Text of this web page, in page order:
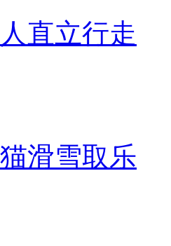
直立行走
滑雪取乐